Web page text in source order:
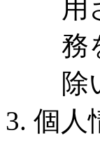
用
務
除
個人